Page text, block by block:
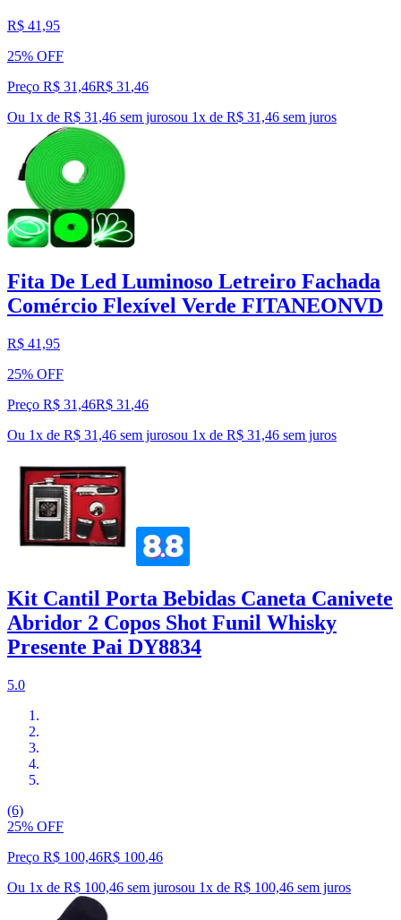
R$ 41,95
25% OFF
Preço R$ 31,46R$ 31 ,46
Ou 1x de R$ 31,46 sem jurosou 1x de R$ 31,46 sem juros
Fita De Led Luminoso Letreiro Fachada
Comércio Flexível Verde FITANEONVD
R$ 41,95
25% OFF
Preço R$ 31,46R$ 31 ,46
Ou 1x de R$ 31,46 sem jurosou 1x de R$ 31,46 sem juros
Kit Cantil Porta Bebidas Caneta Canivete
Abridor 2 Copos Shot Funil Whisky
Presente Pai DY8834
5.0
(6)
25% OFF
Preço R$ 100,46R$ 100,46
Ou 1x de R$ 100,46 sem jurosou 1x de R$ 100,46 sem juros